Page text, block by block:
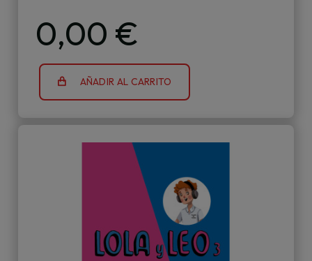
0,00 €
AÑADIR AL CARRITO